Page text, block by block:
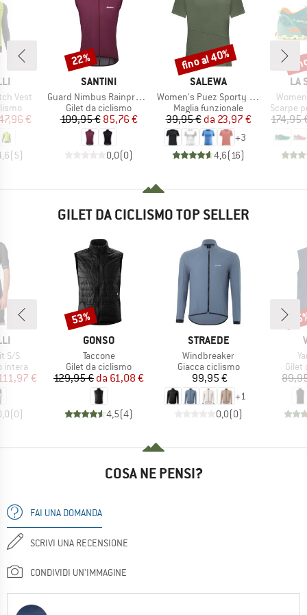
Vest
ridotto
€
(5)
MARCHIO
SANTINI
Articolo
Guard Nimbus Rainproof Vest
Gruppo di prodotti
Gilet da ciclismo
Prezzo
109,95 €Prezzo ridotto
85,76 €
0,0(0)
Sconto
22%
MARCHIO
SALEWA
Articolo
Women's Puez Sporty Dry T-Shirt
Gruppo di prodotti
Maglia funzionale
Prezzo
39,95 € Prezzo ridotto
da 23,97 €
+3
4,6(16)
Sconto
fino al 40%
LA
Articolo
Gruppo
Scarpe
174,95
GILET DA CICLISMO TOP SELLER
S/S
intera
ridotto
€
(0)
MARCHIO
GONSO
Articolo
Taccone
Gruppo di prodotti
Gilet da ciclismo
Prezzo
129,95 € Prezzo ridotto
da 61,08 €
4,5(4)
Sconto
53%
MARCHIO
STRAEDE
Articolo
Windbreaker
Gruppo di prodotti
Giacca ciclismo
Prezzo
99,95 €
+1
0,0(0)
Gilet
COSA NE PENSI?
FAI UNA DOMANDA
SCRIVI UNA RECENSIONE
CONDIVIDI UN'IMMAGINE